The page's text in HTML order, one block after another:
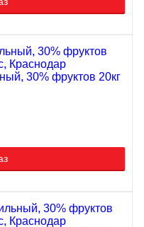
30% фруктов 20кг